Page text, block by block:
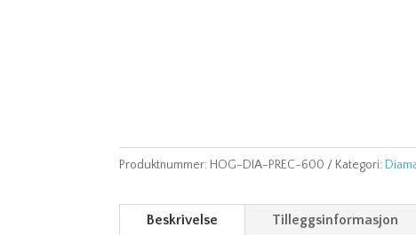
Produktnummer: HOG-DIA-PREC-600 Kategori:
Beskrivelse Tilleggsinformasjon